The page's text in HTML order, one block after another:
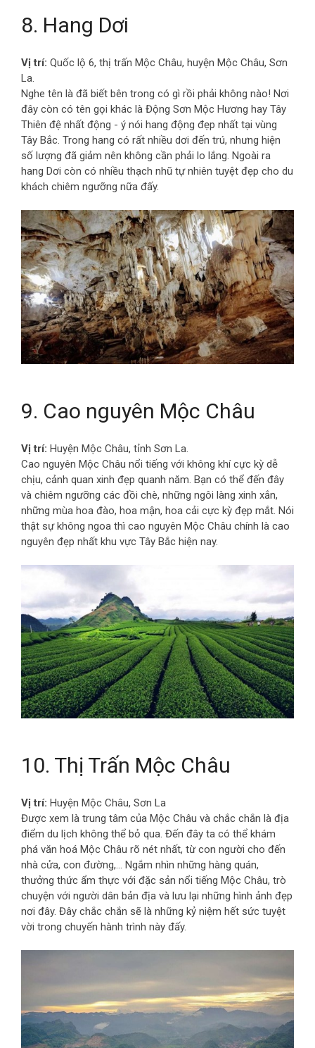
8. Hang Dơi
Vị trí: Quốc lộ 6, thị trấn Mộc Châu, huyện Mộc Châu, Sơn
La.
Nghe tên là đã biết bên trong có gì rồi phải không nào! Nơi
đây còn có tên gọi khác là Động Sơn Mộc Hương hay Tây
Thiên đệ nhất động - ý nói hang động đẹp nhất tại vùng
Tây Bắc. Trong hang có rất nhiều dơi đến trú, nhưng hiện
số lượng đã giảm nên không cần phải lo lắng. Ngoài ra
hang Dơi còn có nhiều thạch nhũ tự nhiên tuyệt đẹp cho du
khách chiêm ngưỡng nữa đấy.
9. Cao nguyên Mộc Châu
Vị trí: Huyện Mộc Châu, tỉnh Sơn La.
Cao nguyên Mộc Châu nổi tiếng với không khí cực kỳ dễ
chịu, cảnh quan xinh đẹp quanh năm. Bạn có thể đến đây
và chiêm ngưỡng các đồi chè, những ngôi làng xinh xắn,
những mùa hoa đào, hoa mận, hoa cải cực kỳ đẹp mắt. Nói
thật sự không ngoa thì cao nguyên Mộc Châu chính là cao
nguyên đẹp nhất khu vực Tây Bắc hiện nay.
10. Thị Trấn Mộc Châu
Vị trí: Huyện Mộc Châu, Sơn La
Được xem là trung tâm của Mộc Châu và chắc chắn là địa
điểm du lịch không thể bỏ qua. Đến đây ta có thể khám
phá văn hoá Mộc Châu rõ nét nhất, từ con người cho đến
nhà cửa, con đường,... Ngắm nhìn những hàng quán,
thưởng thức ẩm thực với đặc sản nổi tiếng Mộc Châu, trò
chuyện với người dân bản địa và lưu lại những hình ảnh đẹp
nơi đây. Đây chắc chắn sẽ là những kỷ niệm hết sức tuyệt
vời trong chuyến hành trình này đấy.